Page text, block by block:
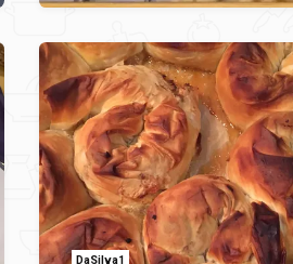
DaSilva1